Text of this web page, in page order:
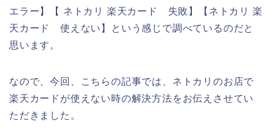
エラー】【 ネトカリ 楽天カード 失敗】【ネトカリ 楽
天カード 使えない】という感じで調べているのだと
思います。
なので、今回、こちらの記事では、ネトカリのお店で
楽天カードが使えない時の解決方法をお伝えさせてい
ただきました。